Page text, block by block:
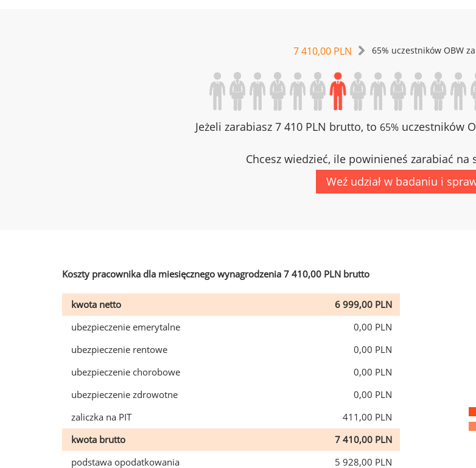
7 410,00 PLN 65% uczestników OBW
Jeżeli zarabiasz 7 410 PLN brutto, to 65%uczestników
Chcesz wiedzieć, ile powinieneś zarabiać na
Weź udział w badaniu i
Koszty pracownika dla miesięcznego wynagrodzenia 7 410,00 PLN brutto
kwota netto
6 999,00 PLN
ubezpieczenie emerytalne
0,00 PLN
ubezpieczenie rentowe
0,00 PLN
ubezpieczenie chorobowe
0,00 PLN
ubezpieczenie zdrowotne
0,00 PLN
zaliczka na PIT
411,00 PLN
kwota brutto
7 410,00 PLN
podstawa opodatkowania
5 928,00 PLN